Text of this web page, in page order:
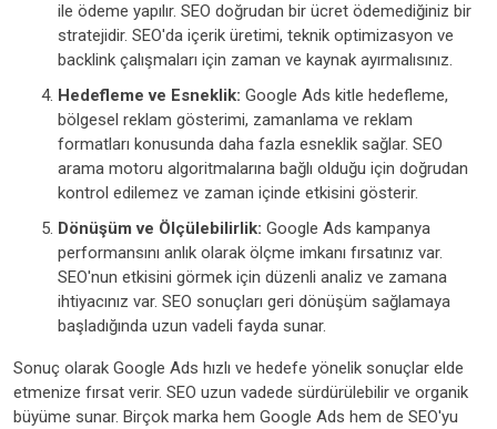
ile ödeme yapılır. SEO doğrudan bir ücret ödemediğiniz bir
stratejidir. SEO'da içerik üretimi, teknik optimizasyon ve
backlink çalışmaları için zaman ve kaynak ayırmalısınız.
Hedefleme ve Esneklik: Google Ads kitle hedefleme,
bölgesel reklam gösterimi, zamanlama ve reklam
formatları konusunda daha fazla esneklik sağlar. SEO
arama motoru algoritmalarına bağlı olduğu için doğrudan
kontrol edilemez ve zaman içinde etkisini gösterir.
Dönüşüm ve Ölçülebilirlik: Google Ads kampanya
performansını anlık olarak ölçme imkanı fırsatınız var.
SEO'nun etkisini görmek için düzenli analiz ve zamana
ihtiyacınız var. SEO sonuçları geri dönüşüm sağlamaya
başladığında uzun vadeli fayda sunar.
Sonuç olarak Google Ads hızlı ve hedefe yönelik sonuçlar elde
etmenize fırsat verir. SEO uzun vadede sürdürülebilir ve organik
büyüme sunar. Birçok marka hem Google Ads hem de SEO'yu